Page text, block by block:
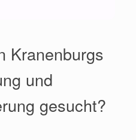
Kranenburgs
und
gesucht?